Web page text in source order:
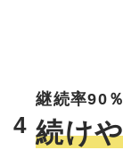
4
継続率90％
続け